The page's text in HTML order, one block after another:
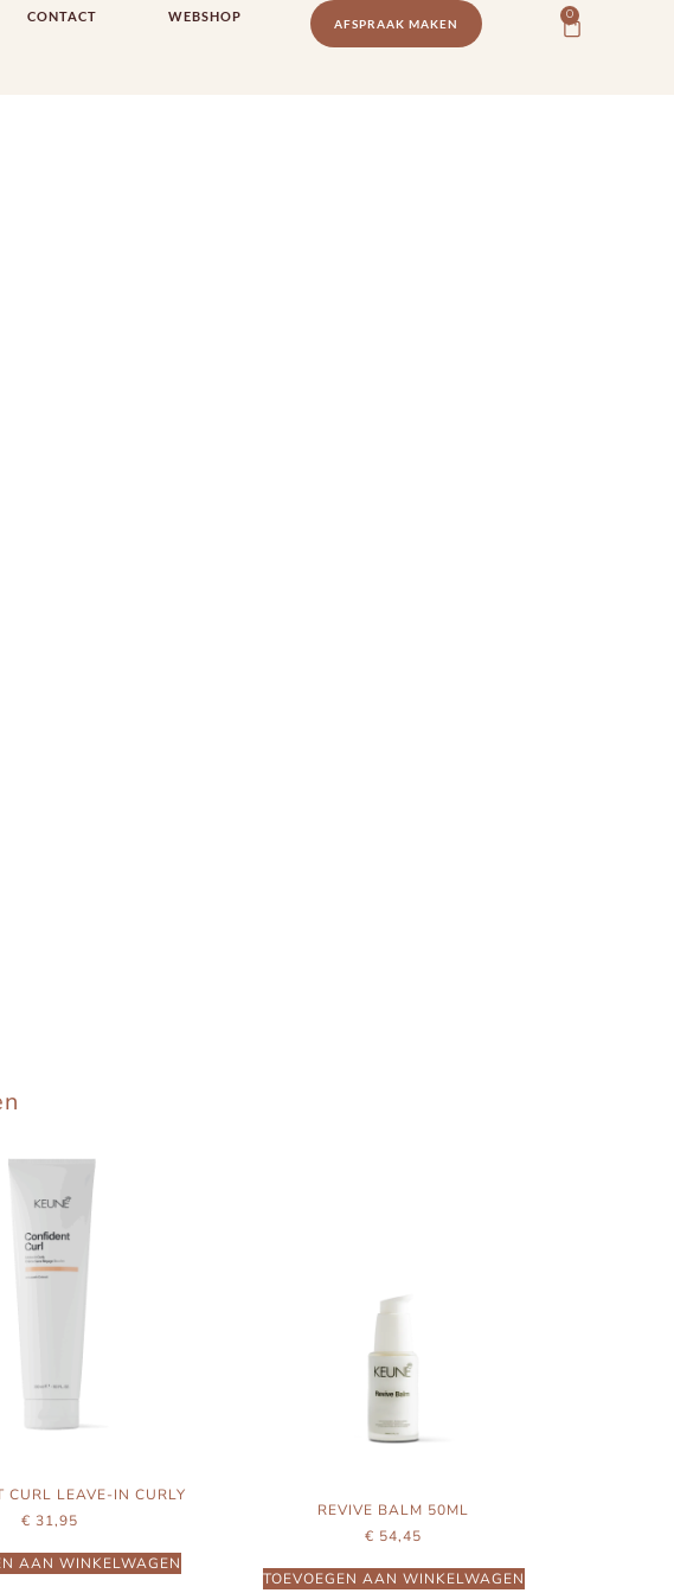
CONTACT WEBSHOP AFSPRAAK MAKEN
0
CURL LEAVE-IN CURLY
€ 31,95
AAN WINKELWAGEN
REVIVE BALM 50ML
€ 54,45
TOEVOEGEN AAN WINKELWAGEN